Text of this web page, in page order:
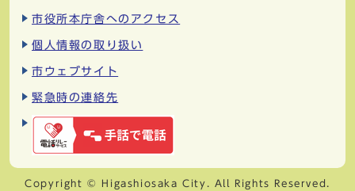
市役所本庁舎へのアクセス
個人情報の取り扱い
市ウェブサイト
緊急時の連絡先
Copyright © Higashiosaka City. All Rights Reserved.